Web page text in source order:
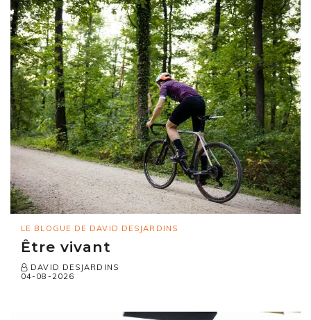
LE BLOGUE DE DAVID DESJARDINS
Être vivant
DAVID DESJARDINS
04-08-2026